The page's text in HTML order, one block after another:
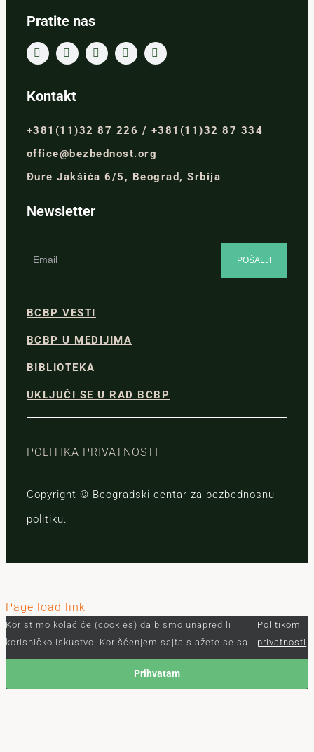
Pratite nas
Kontakt
+381(11)32 87 226 / +381(11)32 87 334
office@bezbednost.org
Đure Jakšića 6/5, Beograd, Srbija
Newsletter
BCBP VESTI
BCBP U MEDIJIMA
BIBLIOTEKA
UKLJUČI SE U RAD BCBP
POLITIKA PRIVATNOSTI
Copyright © Beogradski centar za bezbednosnu
politiku.
Page load link
Koristimo kolačiće (cookies) da bismo unapredili
korisničko iskustvo. Korišćenjem sajta slažete se sa
Politikom
privatnosti
Prihvatam